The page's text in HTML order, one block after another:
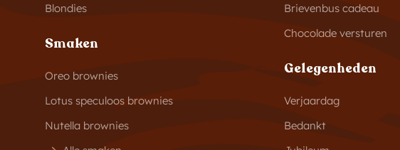
Blondies
Smaken
Oreo brownies
Lotus speculoos brownies
Nutella brownies
Brievenbus cadeau
Chocolade versturen
Gelegenheden
Verjaardag
Bedankt